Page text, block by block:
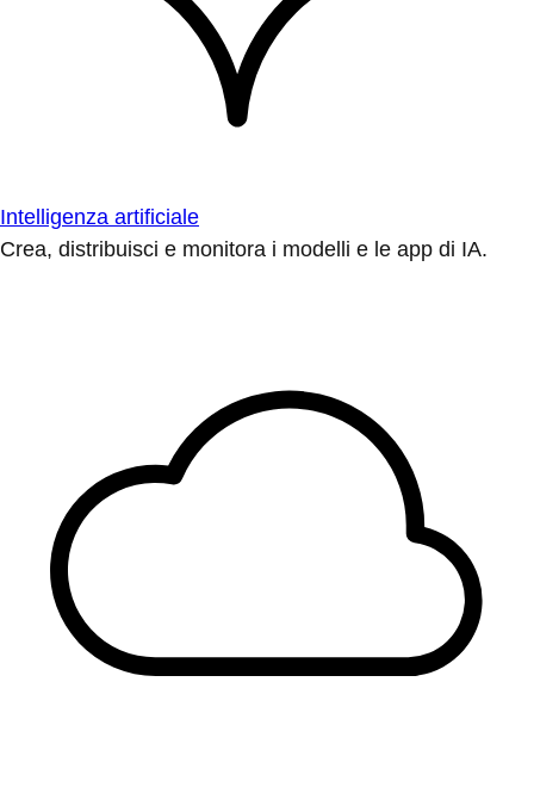
Intelligenza artificiale
Crea, distribuisci e monitora i modelli e le app di IA.